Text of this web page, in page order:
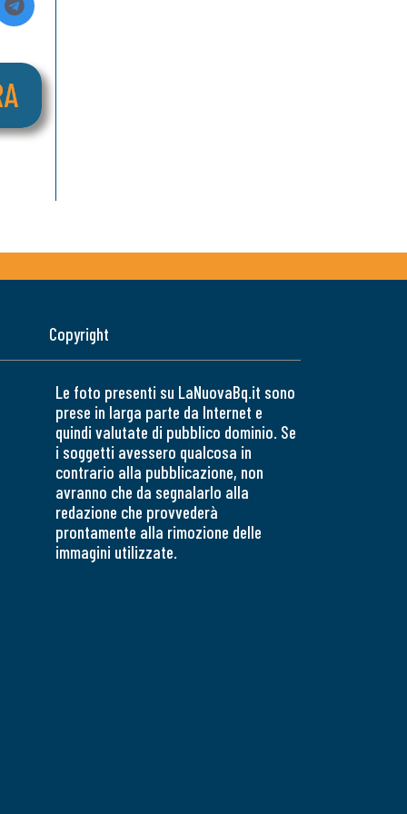
Copyright
Le foto presenti su LaNuovaBq.it sono
prese in larga parte da Internet e
quindi valutate di pubblico dominio. Se
i soggetti avessero qualcosa in
contrario alla pubblicazione, non
avranno che da segnalarlo alla
redazione che provvederà
prontamente alla rimozione delle
immagini utilizzate.